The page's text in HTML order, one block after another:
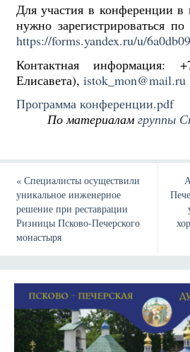
Для участия в конференции в
нужно зарегистрироваться
https://forms.yandex.ru/u/
Контактная информация:
Елисавета), istok_mon@mail.ru
Программа конференции.pdf
По материаламгруппы
«Специалисты осуществили
уникальное инженерное
решение при реставрации
Ризницы Псково-Печерского
монастыря